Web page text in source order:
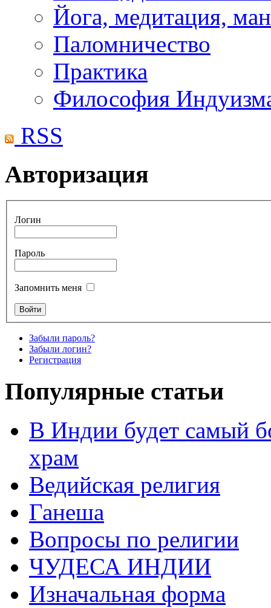
Йога, медитация,
Паломничество
Практика
Философия
RSS
Авторизация
Логин
Пароль
Запомнить меня
Забыли пароль?
Забыли логин?
Регистрация
Популярные статьи
В Индии будет самый
храм
Ведийская религия
Ганеша
Вопросы по религии
ЧУДЕСА ИНДИИ
Изначальная форма